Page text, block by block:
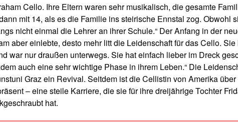
Cello. Ihre Eltern waren sehr musikalisch, die gesamte
mit 14, als es die Familie ins steirische Ennstal zog. Obwohl
nicht einmal die Lehrer an ihrer Schule.“ Der Anfang in der
aber einlebte, desto mehr litt die Leidenschaft für das Cello.
war nur draußen unterwegs. Sie hat einfach lieber im Dreck
auch eine sehr wichtige Phase in ihrem Leben.“ Die
Graz ein Revival. Seitdem ist die Cellistin von Amerika
– eine steile Karriere, die sie für ihre dreijährige Tochter
hat.